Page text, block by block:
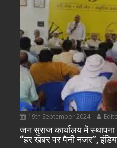
19th September 2024
जन सुराज कार्यालय में
“हर खबर पर पैनी नजर”,